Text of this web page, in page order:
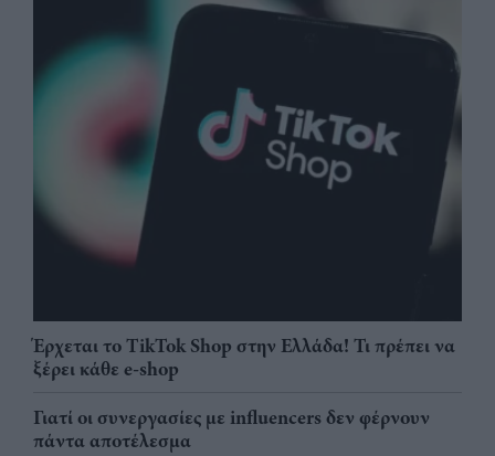
Έρχεται το TikTok Shop στην Ελλάδα! Τι πρέπει να
ξέρει κάθε e-shop
Γιατί οι συνεργασίες με influencers δεν φέρνουν
πάντα αποτέλεσμα